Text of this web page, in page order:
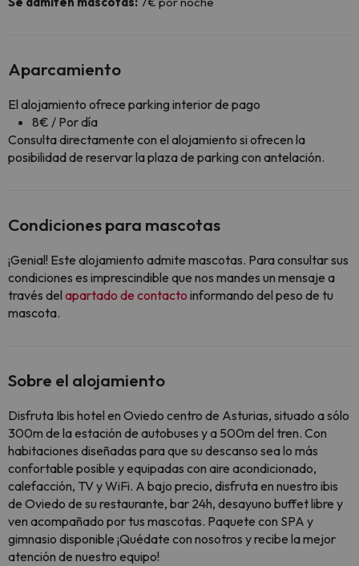
Aparcamiento
El alojamiento ofrece parking interior de pago
8€ / Por día
Consulta directamente con el alojamiento si ofrecen la
posibilidad de reservar la plaza de parking con antelación.
Condiciones para mascotas
¡Genial! Este alojamiento admite mascotas. Para consultar sus
condiciones es imprescindible que nos mandes un mensaje a
través del apartado de contacto informando del peso de tu
mascota.
Sobre el alojamiento
Disfruta Ibis hotel en Oviedo centro de Asturias, situado a sólo
300m de la estación de autobuses y a 500m del tren. Con
habitaciones diseñadas para que su descanso sea lo más
confortable posible y equipadas con aire acondicionado,
calefacción, TV y WiFi. A bajo precio, disfruta en nuestro ibis
de Oviedo de su restaurante, bar 24h, desayuno buffet libre y
ven acompañado por tus mascotas. Paquete con SPA y
gimnasio disponible ¡Quédate con nosotros y recibe la mejor
atención de nuestro equipo!